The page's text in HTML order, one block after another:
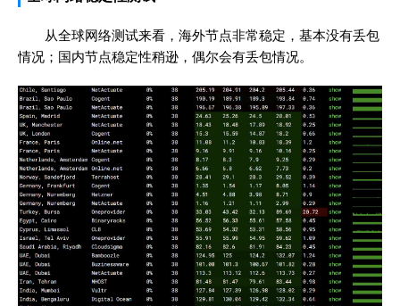
从全球网络测试来看，海外节点非常稳定，基本没有丢包
情况；国内节点稳定性稍逊，偶尔会有丢包情况。